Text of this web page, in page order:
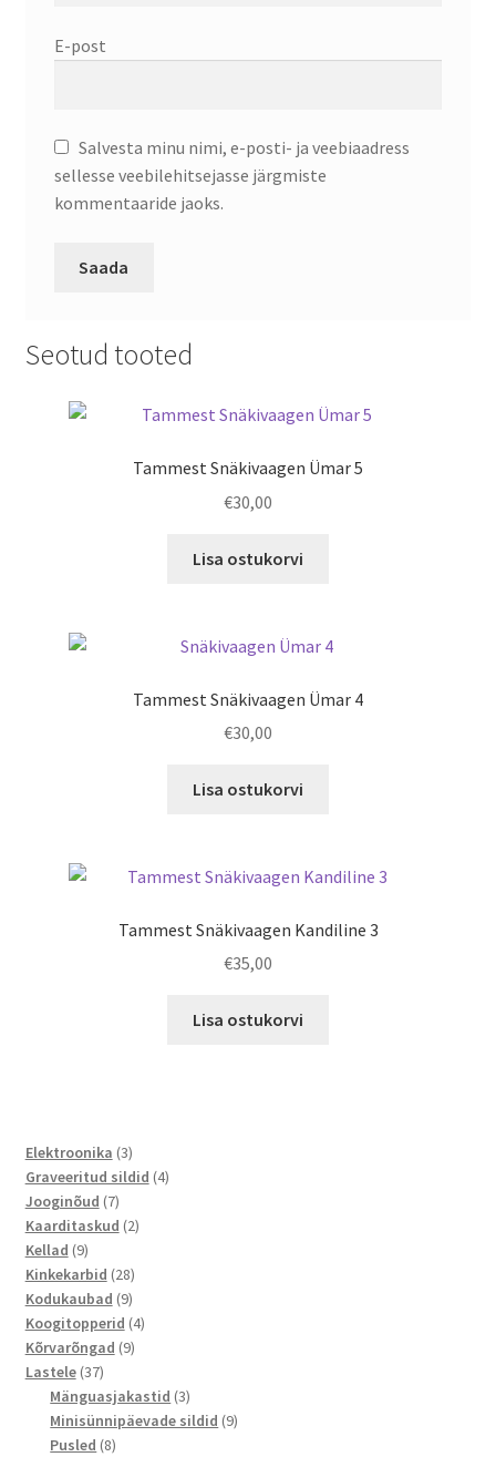
E-post
Salvesta minu nimi, e-posti- ja veebiaadress
sellesse veebilehitsejasse järgmiste
kommentaaride jaoks.
Seotud tooted
Tammest Snäkivaagen Ümar 5
€30,00
Lisa ostukorvi
Tammest Snäkivaagen Ümar 4
€30,00
Lisa ostukorvi
Tammest Snäkivaagen Kandiline 3
€35,00
Lisa ostukorvi
Elektroonika 33
toodet
Graveeritud sildid 44
Jooginõud 77
toodet
Kaarditaskud 22
Kellad 99
toodet
Kinkekarbid 2828
toodet
Kodukaubad 99
toodet
Koogitopperid 44
Kõrvarõngad 99
Lastele 3737
toodet
Mänguasjakastid 33
toodet
Minisünnipäevade sildid 99
Pusled 88